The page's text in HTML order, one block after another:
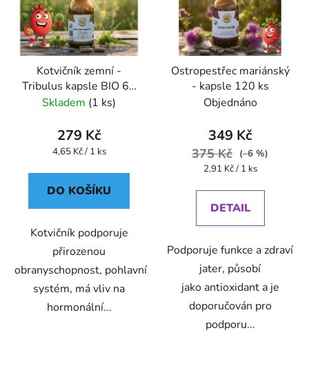
Kotvičník zemní -
Tribulus kapsle BIO 60
ks
Skladem (1 ks)
279 Kč
Měrná
4,65 Kč / 1 ks
DO KOŠÍKU
Kotvičník podporuje
přirozenou
obranyschopnost, pohlavní
systém, má vliv na
hormonální...
Ostropestřec mariánský
- kapsle 120 ks
Objednáno
349 Kč
375 Kč
(–6 %)
Měrná
2,91 Kč / 1 ks
DETAIL
Podporuje funkce a zdraví
jater, působí
jako antioxidant a je
doporučován pro
podporu...